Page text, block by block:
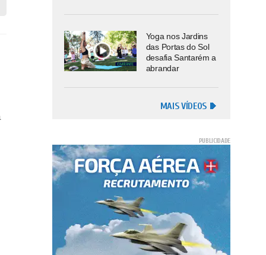
Yoga nos Jardins
das Portas do Sol
desafia Santarém a
abrandar
MAIS VÍDEOS